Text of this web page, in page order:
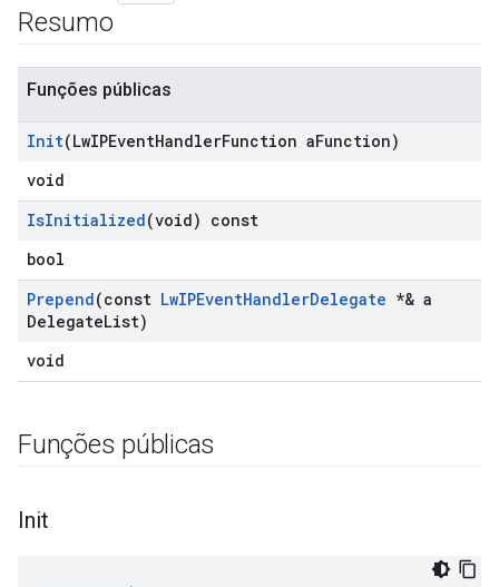
Resumo
Funções públicas
Init(LwIPEventHandlerFunction aFunction)
void
IsInitialized(void) const
bool
Prepend(const LwIPEventHandlerDelegate *& a
DelegateList)
void
Funções públicas
Init